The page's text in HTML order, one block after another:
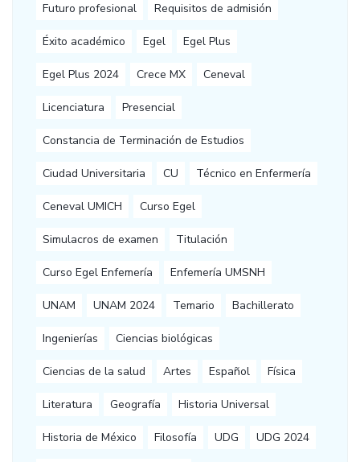
Futuro profesional Requisitos de admisión
Éxito académico Egel Egel Plus
Egel Plus 2024 Crece MX Ceneval
Licenciatura Presencial
Constancia de Terminación de Estudios
Ciudad Universitaria CU Técnico en Enfermería
Ceneval UMICH Curso Egel
Simulacros de examen Titulación
Curso Egel Enfemería Enfemería UMSNH
UNAM UNAM 2024 Temario Bachillerato
Ingenierías Ciencias biológicas
Ciencias de la salud Artes Español Física
Literatura Geografía Historia Universal
Historia de México Filosofía UDG UDG 2024